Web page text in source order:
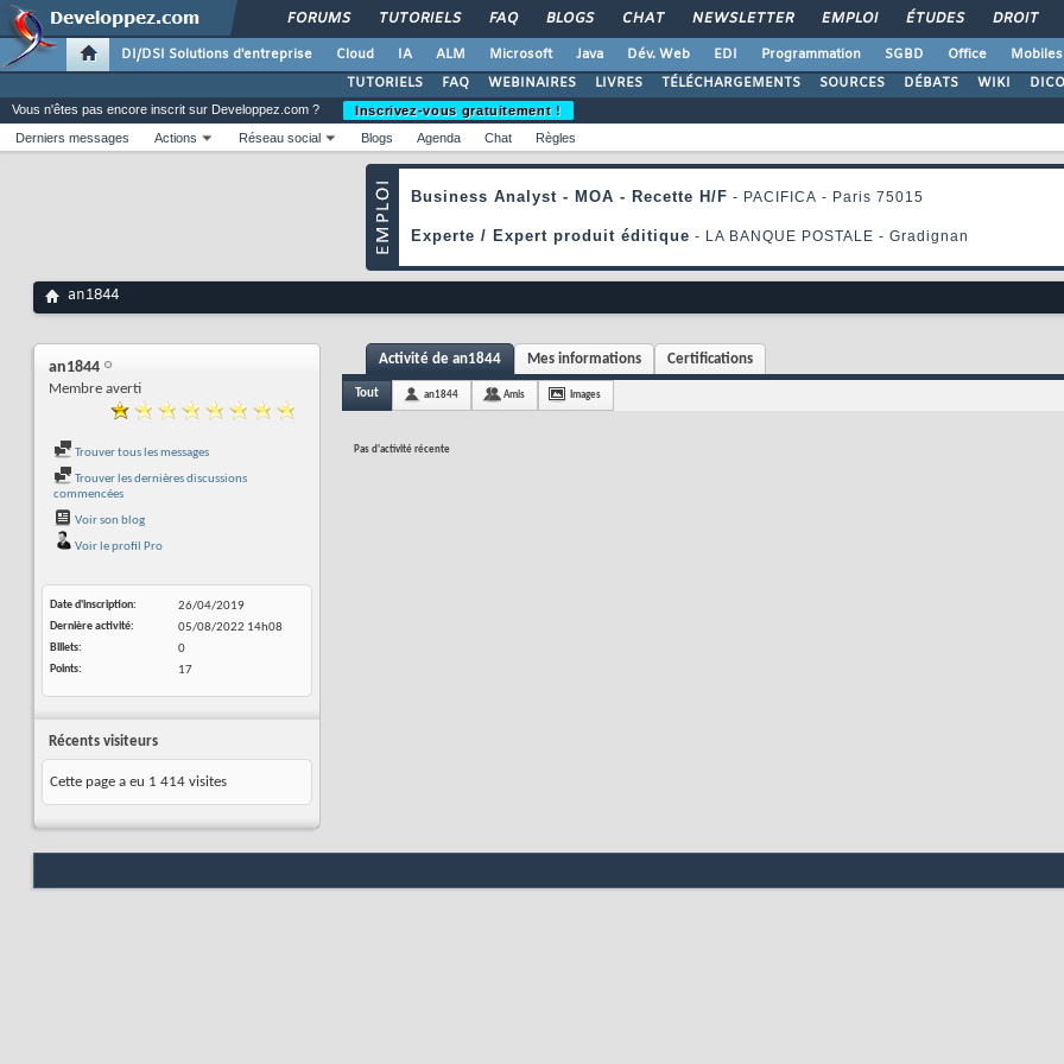
FORUMS TUTORIELS FAQ BLOGS CHAT NEWSLETTER EMPLOI ÉTUDES DROIT
DI/DSI Solutions d'entreprise Cloud IA ALM Microsoft Java Dév. Web EDI Programmation SGBD Office Mobiles
TUTORIELS
FAQ WEBINAIRES LIVRES TÉLÉCHARGEMENTS SOURCES DÉBATS WIKI DICO
Vous n'êtes pas encore inscrit sur Developpez.com ?
Inscrivez-vous gratuitement !
Derniers messages
Actions Réseau social Blogs Agenda Chat Règles
an1844
an1844
Membre averti
Trouver tous les messages
Trouver les dernières discussions
commencées
Voir son blog
Voir le profil Pro
Date d'inscription
26/04/2019
Dernière activité
05/08/2022 14h08
Billets
0
Points
17
Récents visiteurs
Cette page a eu 1 414 visites
Activité de an1844 Mes informations Certifications
Tout an1844 Amis Images
Pas d'activité récente